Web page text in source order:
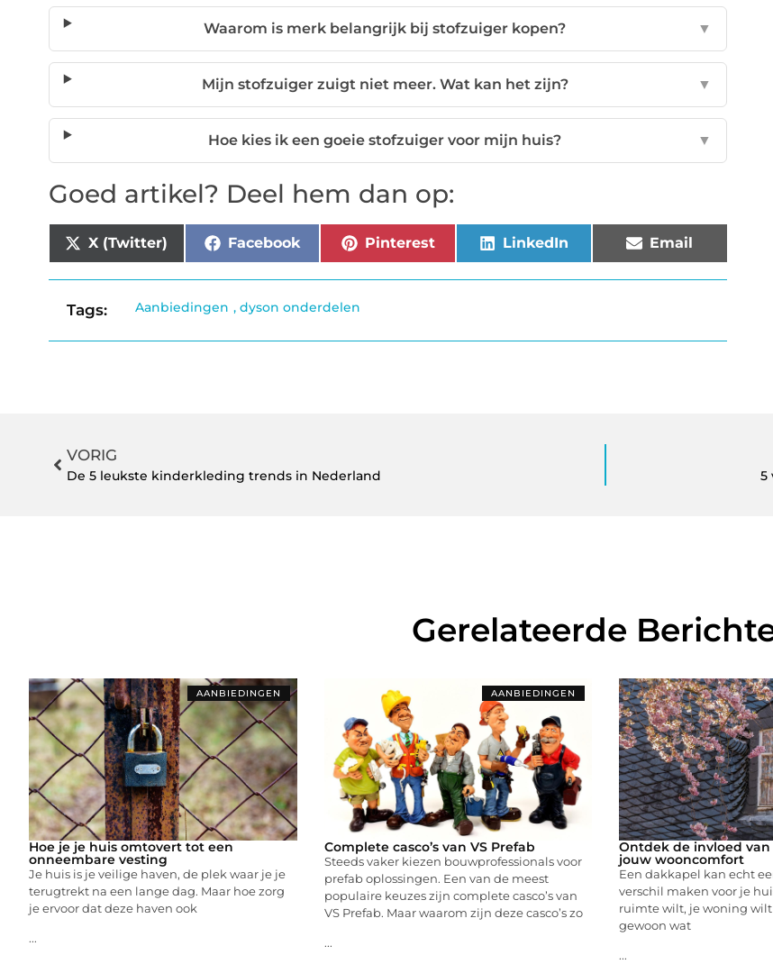
Waarom is merk belangrijk bij stofzuiger kopen? ▼
Mijn stofzuiger zuigt niet meer. Wat kan het zijn? ▼
Hoe kies ik een goeie stofzuiger voor mijn huis? ▼
Goed artikel? Deel hem dan op:
X (Twitter) Facebook Pinterest LinkedIn Email
Tags: Aanbiedingen ,dyson onderdelen
VORIG
De 5 leukste kinderkleding trends in Nederland 5
Gerelateerde
AANBIEDINGEN
Hoe je je huis omtovert tot een
onneembare vesting
Je huis is je veilige haven, de plek waar je je
terugtrekt na een lange dag. Maar hoe zorg
je ervoor dat deze haven ook
...
AANBIEDINGEN
Complete casco’s van VS Prefab
Steeds vaker kiezen bouwprofessionals voor
prefab oplossingen. Een van de meest
populaire keuzes zijn complete casco’s van
VS Prefab. Maar waarom zijn deze casco’s zo
...
Ontdek de invloed
jouw wooncomfort
Een dakkapel kan echt
verschil maken voor je
ruimte wilt, je woning
gewoon wat
...